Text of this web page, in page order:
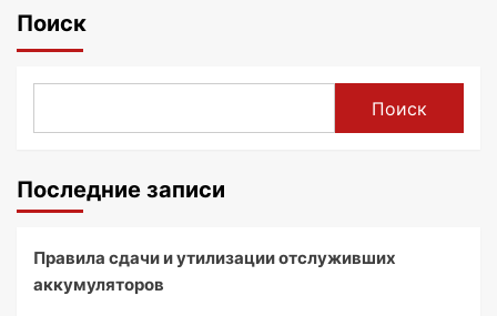
Поиск
Поиск
Последние записи
Правила сдачи и утилизации отслуживших
аккумуляторов